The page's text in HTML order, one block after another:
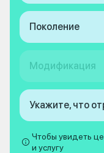
Поколение
Модификация
Укажите, что
Чтобы увидеть
и услугу